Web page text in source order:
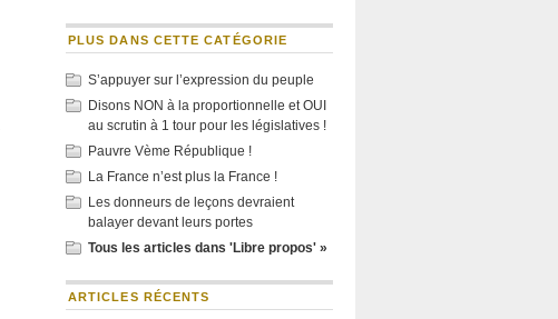
PLUS DANS CETTE CATÉGORIE
S’appuyer sur l’expression du peuple
Disons NON à la proportionnelle et OUI
au scrutin à 1 tour pour les législatives !
Pauvre Vème République !
La France n’est plus la France !
Les donneurs de leçons devraient
balayer devant leurs portes
Tous les articles dans 'Libre propos' »
ARTICLES RÉCENTS